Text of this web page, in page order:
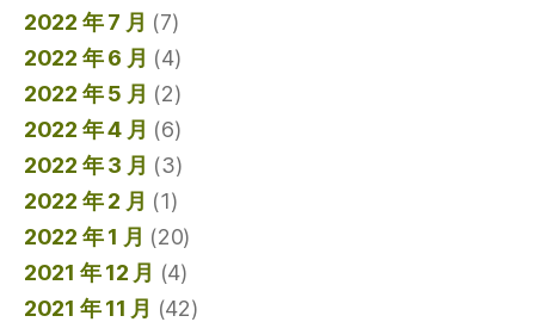
2022 年 7 月 (7)
2022 年 6 月 (4)
2022 年 5 月 (2)
2022 年 4 月 (6)
2022 年 3 月 (3)
2022 年 2 月 (1)
2022 年 1 月 (20)
2021 年 12 月 (4)
2021 年 11 月 (42)